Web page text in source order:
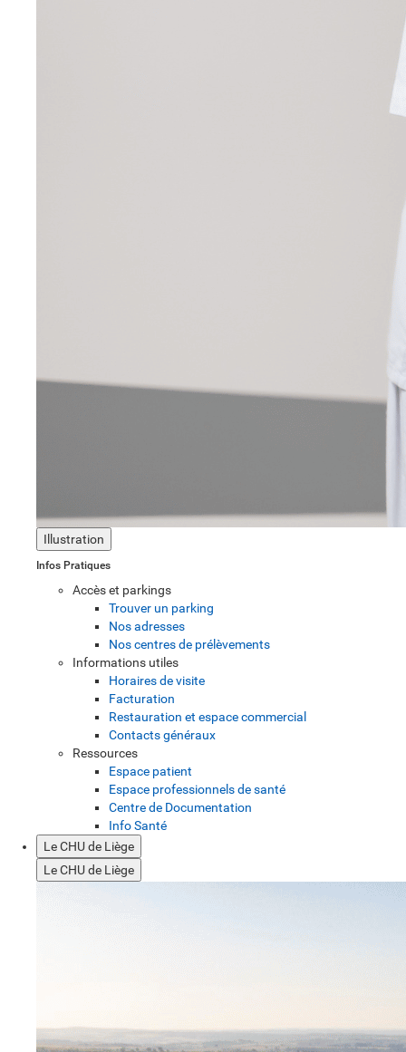
Illustration
Infos Pratiques
Accès et parkings
Trouver un parking
Nos adresses
Nos centres de prélèvements
Informations utiles
Horaires de visite
Facturation
Restauration et espace commercial
Contacts généraux
Ressources
Espace patient
Espace professionnels de santé
Centre de Documentation
Info Santé
Le CHU de Liège
Le CHU de Liège